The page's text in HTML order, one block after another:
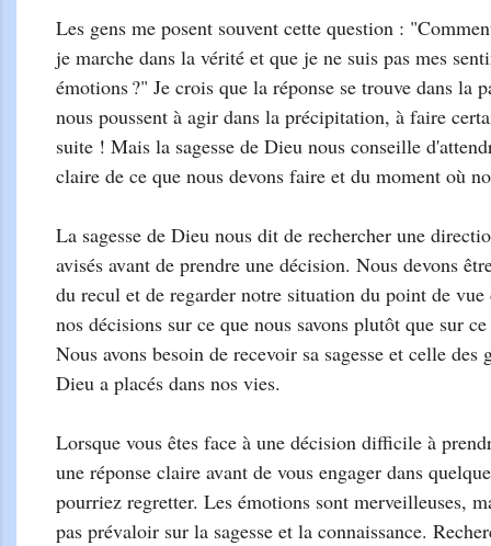
Les gens me posent souvent cette question :
je marche dans la vérité et que je ne suis pas mes
émotions ?" Je crois que la réponse se trouve dans la
nous poussent à agir dans la précipitation, à faire
suite ! Mais la sagesse de Dieu nous conseille
claire de ce que nous devons faire et du moment où
La sagesse de Dieu nous dit de rechercher une
avisés avant de prendre une décision. Nous devons
du recul et de regarder notre situation du point de
nos décisions sur ce que nous savons plutôt que sur
Nous avons besoin de recevoir sa sagesse et celle des
Dieu a placés dans nos vies.
Lorsque vous êtes face à une décision difficile à
une réponse claire avant de vous engager dans
pourriez regretter. Les émotions sont merveilleuses,
pas prévaloir sur la sagesse et la connaissance.